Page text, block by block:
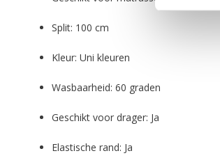
Split: 100 cm
Kleur: Uni kleuren
Wasbaarheid: 60 graden
Geschikt voor drager: Ja
Elastische rand: Ja